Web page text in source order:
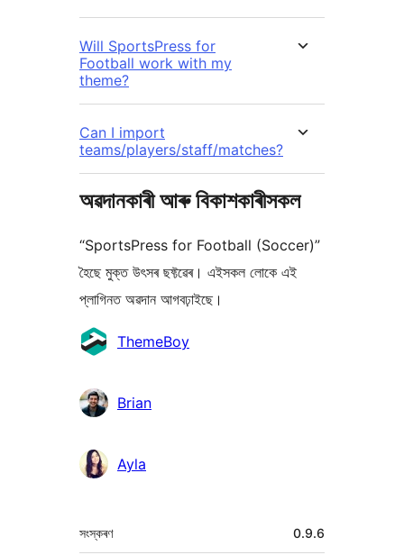
Will SportsPress for
Football work with my
theme?
Can I import
teams/players/staff/matches?
অৱদানকাৰী আৰু বিকাশকাৰীসকল
“SportsPress for Football (Soccer)”
হৈছে মুক্ত উৎসৰ ছফ্টৱেৰ। এইসকল লোকে এই
প্লাগিনত অৱদান আগবঢ়াইছে।
অৱদানকাৰীসকলThemeBoy
Brian
Ayla
মেটা 0.9.6
সংস্কৰণ